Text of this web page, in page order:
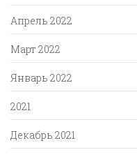
Апрель 2022
Март 2022
Январь 2022
2021
Декабрь 2021